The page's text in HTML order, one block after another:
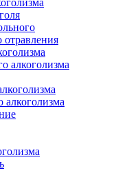
отравления
алкоголизма
алкоголизма